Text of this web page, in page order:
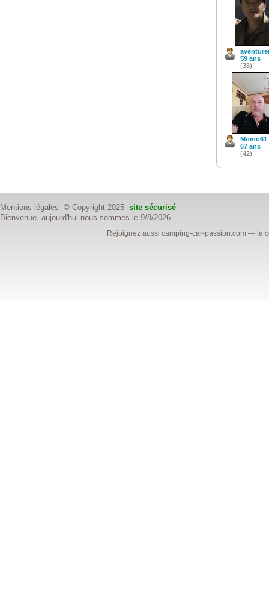
59 ans
(38)
Momo61
67 ans
(42)
Mentions légales © Copyright 2025 site sécurisé
Bienvenue, aujourd'hui nous sommes le 9/8/2026
Rejoignez aussicamping-car-passion.com — la